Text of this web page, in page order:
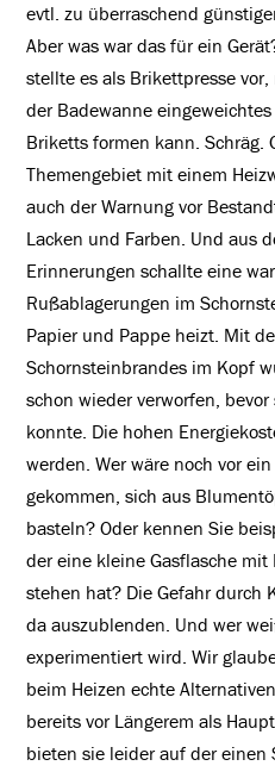
evtl. zu überraschend
Aber was war das für ein
stellte es als Brikettpresse
der Badewanne
Briketts formen kann. Schräg.
Themengebiet mit einem
auch der Warnung vor
Lacken und Farben. Und aus
Erinnerungen schallte eine
Rußablagerungen im
Papier und Pappe heizt. Mit
Schornsteinbrandes im Kopf
schon wieder verworfen,
konnte. Die hohen
werden. Wer wäre noch vor
gekommen, sich aus
basteln? Oder kennen Sie
der eine kleine Gasflasche
stehen hat? Die Gefahr durch
da auszublenden. Und wer
experimentiert wird. Wir
beim Heizen echte
bereits vor Längerem als
bieten sie leider auf der einen